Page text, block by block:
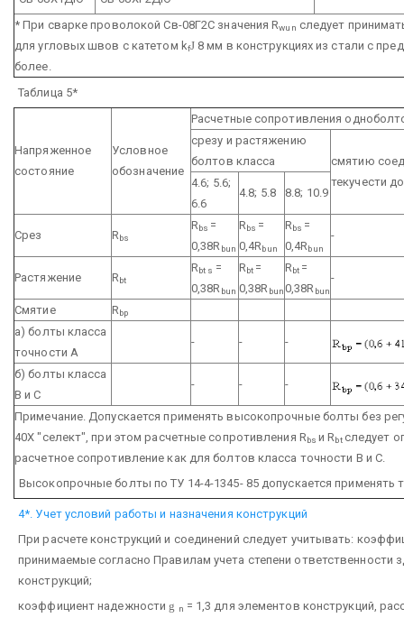
* При сварке проволокой Св-08Г2С значения Rwun следует
для угловых швов с катетом kfЈ 8 мм в конструкциях из стали с
более.
Таблица 5*
Напряженное
состояние
Условное
обозначение
Расчетные сопротивления
срезу и растяжению
болтов класса
смятию
текучести
4.6; 5.6;
6.6
4.8; 5.8 8.8; 10.9
Срез Rbs
Rbs =
0,38R bun
Rbs =
0,4Rbun
Rbs =
0,4Rbun
-
Растяжение Rbt
Rbt s =
0,38R bun
Rbt =
0,38R bun
Rbt =
0,38R bun
-
Смятие Rbp
а) болты класса
точности А
- - -
б) болты класса
В и С
- - -
Примечание. Допускается применять высокопрочные болты без
40Х "селект", при этом расчетные сопротивления Rbsи Rbtследует
расчетное сопротивление как для болтов класса точности В и С.
Высокопрочные болты по ТУ 14-4-1345- 85 допускается применять
4*. Учет условий работы и назначения конструкций
При расчете конструкций и соединений следует учитывать:
принимаемые согласно Правилам учета степени ответственности
конструкций;
коэффициент надежности g n = 1,3 для элементов конструкций,